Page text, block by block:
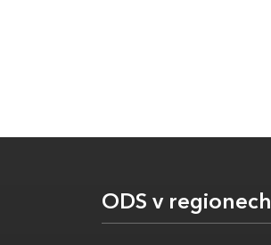
ODS v regionech